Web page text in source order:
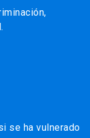
se ha vulnerado